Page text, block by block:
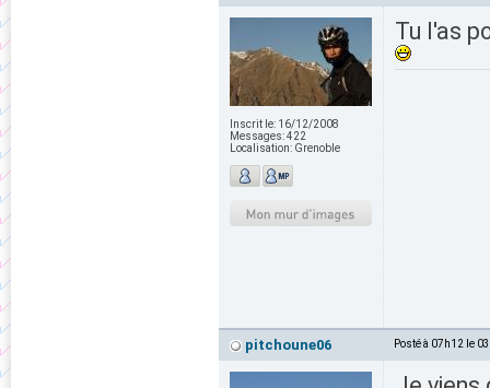
Inscrit le: 16/12/2008
Messages:422
Localisation: Grenoble
Tu l'as
pitchoune06 Posté à 07h12 le